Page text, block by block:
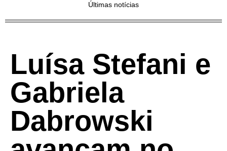
Últimas notícias
Luísa Stefani e
Gabriela
Dabrowski